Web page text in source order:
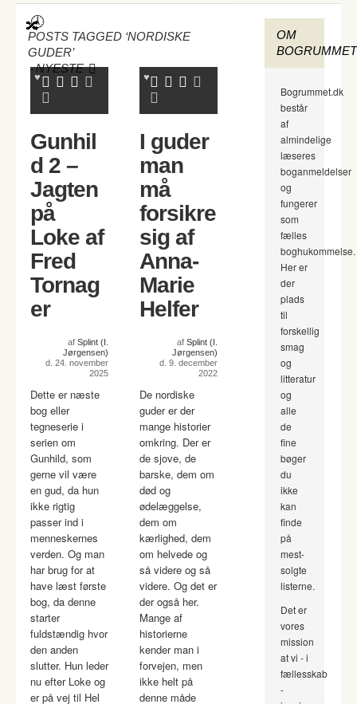
POSTS TAGGED ‘NORDISKE
GUDER’
-NYESTE
Gunhil
d 2 –
Jagten
på
Loke af
Fred
Tornag
er
af Splint (I.
Jørgensen)
d. 24. november
2025
Dette er næste
bog eller
tegneserie i
serien om
Gunhild, som
gerne vil være
en gud, da hun
ikke rigtig
passer ind i
menneskernes
verden. Og man
har brug for at
have læst første
bog, da denne
starter
fuldstændig hvor
den anden
slutter. Hun leder
nu efter Loke og
er på vej til Hel
I guder
man
må
forsikre
sig af
Anna-
Marie
Helfer
af Splint (I.
Jørgensen)
d. 9. december
2022
De nordiske
guder er der
mange historier
omkring. Der er
de sjove, de
barske, dem om
død og
ødelæggelse,
dem om
kærlighed, dem
om helvede og
så videre og så
videre. Og det er
der også her.
Mange af
historierne
kender man i
forvejen, men
ikke helt på
denne måde
OM
BOGRUMMET
Bogrummet.dk
består
af
almindelige
læseres
boganmeldelser
og
fungerer
som
fælles
boghukommelse.
Her er
der
plads
til
forskellig
smag
og
litteratur
og
alle
de
fine
bøger
du
ikke
kan
finde
på
mest-
solgte
listerne.
Det er
vores
mission
at vi - i
fællesskab
-